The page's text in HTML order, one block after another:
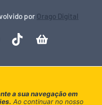
por Orago Digital
a sua navegação em
Ao continuar no nosso